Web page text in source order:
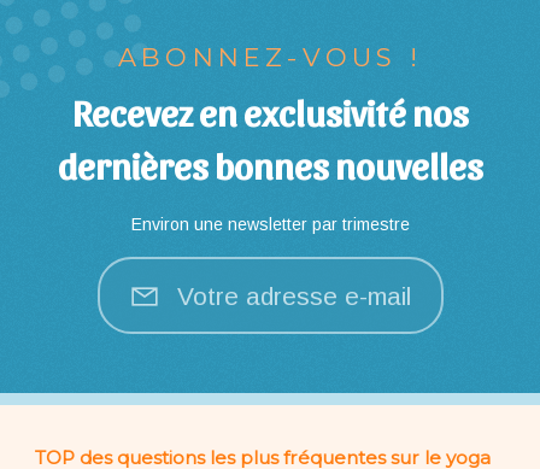
ABONNEZ-VOUS !
Recevez en exclusivité nos
dernières bonnes nouvelles
Environ une newsletter par trimestre
Votre adresse e-mail
TOP des questions les plus fréquentes sur le yoga